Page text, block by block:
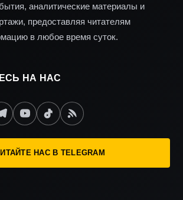
аналитические материалы и
предоставляя читателям
в любое время суток.
НА НАС
НАС В TELEGRAM